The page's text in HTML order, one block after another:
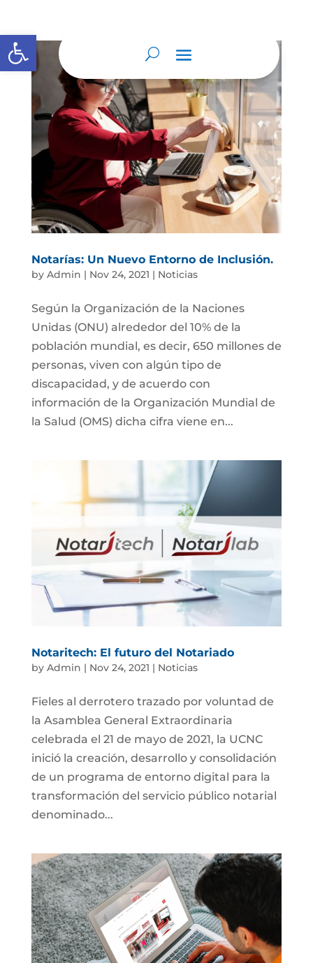
Abrir barra de herramientas
Notarías: Un Nuevo Entorno de Inclusión.
by Admin | Nov 24, 2021 | Noticias
Según la Organización de la Naciones
Unidas (ONU) alrededor del 10% de la
población mundial, es decir, 650 millones de
personas, viven con algún tipo de
discapacidad, y de acuerdo con
información de la Organización Mundial de
la Salud (OMS) dicha cifra viene en...
Notaritech: El futuro del Notariado
by Admin | Nov 24, 2021 | Noticias
Fieles al derrotero trazado por voluntad de
la Asamblea General Extraordinaria
celebrada el 21 de mayo de 2021, la UCNC
inició la creación, desarrollo y consolidación
de un programa de entorno digital para la
transformación del servicio público notarial
denominado...